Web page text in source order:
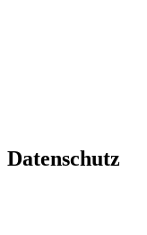
Datenschutz